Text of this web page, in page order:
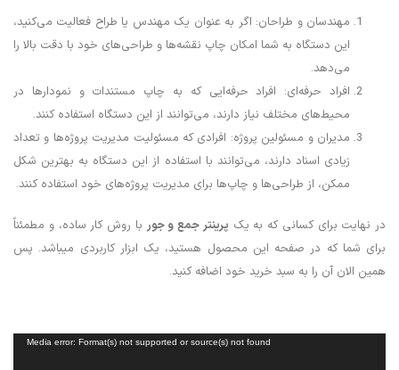
مهندسان و طراحان: اگر به عنوان یک مهندس یا طراح فعالیت می‌کنید،
این دستگاه به شما امکان چاپ نقشه‌ها و طراحی‌های خود با دقت بالا را
می‌دهد.
افراد حرفه‌ای: افراد حرفه‌ایی که به چاپ مستندات و نمودارها در
محیط‌های مختلف نیاز دارند، می‌توانند از این دستگاه استفاده کنند.
مدیران و مسئولین پروژه: افرادی که مسئولیت مدیریت پروژه‌ها و تعداد
زیادی اسناد دارند، می‌توانند با استفاده از این دستگاه به بهترین شکل
ممکن، از طراحی‌ها و چاپ‌ها برای مدیریت پروژه‌های خود استفاده کنند.
در نهایت برای کسانی که به یک پرینتر جمع و جوربا روش کار ساده، و مطمئناً
برای شما که در صفحه این محصول هستید، یک ابزار کاربردی میباشد. پس
همین الان آن را به سبد خرید خود اضافه کنید.
نمایشگر
Media error: Format(s) not supported or source(s) not found